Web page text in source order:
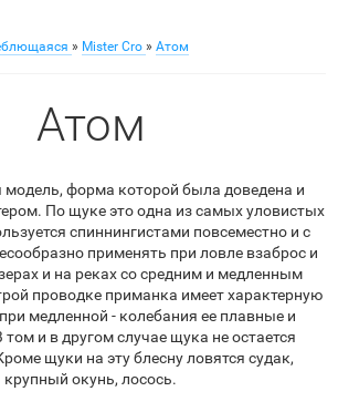
» Mister Cro » Атом
Атом
модель, форма которой была доведена и
По щуке это одна из самых уловистых
спиннингистами повсеместно и с
применять при ловле взаброс и
и на реках со средним и медленным
проводке приманка имеет характерную
медленной - колебания ее плавные и
и в другом случае щука не остается
щуки на эту блесну ловятся судак,
крупный окунь, лосось.